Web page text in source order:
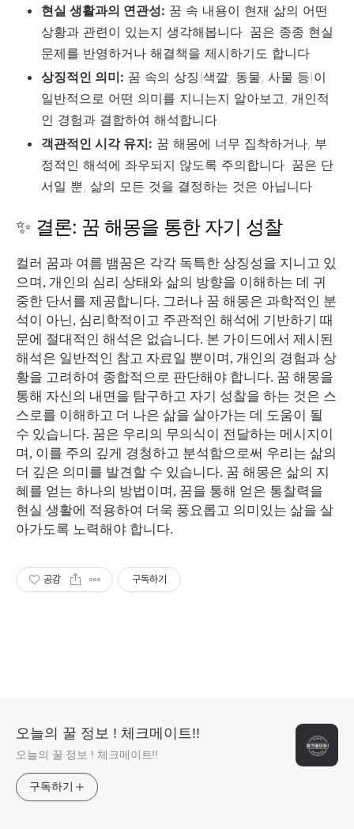
현실 생활과의 연관성: 꿈 속 내용이 현재 삶의 어떤
상황과 관련이 있는지 생각해봅니다. 꿈은 종종 현실
문제를 반영하거나 해결책을 제시하기도 합니다.
상징적인 의미: 꿈 속의 상징(색깔, 동물, 사물 등)이
일반적으로 어떤 의미를 지니는지 알아보고, 개인적
인 경험과 결합하여 해석합니다.
객관적인 시각 유지: 꿈 해몽에 너무 집착하거나, 부
정적인 해석에 좌우되지 않도록 주의합니다. 꿈은 단
서일 뿐, 삶의 모든 것을 결정하는 것은 아닙니다.
✨ 결론: 꿈 해몽을 통한 자기 성찰
컬러 꿈과 여름 뱀꿈은 각각 독특한 상징성을 지니고 있
으며, 개인의 심리 상태와 삶의 방향을 이해하는 데 귀
중한 단서를 제공합니다. 그러나 꿈 해몽은 과학적인 분
석이 아닌, 심리학적이고 주관적인 해석에 기반하기 때
문에 절대적인 해석은 없습니다. 본 가이드에서 제시된
해석은 일반적인 참고 자료일 뿐이며, 개인의 경험과 상
황을 고려하여 종합적으로 판단해야 합니다. 꿈 해몽을
통해 자신의 내면을 탐구하고 자기 성찰을 하는 것은 스
스로를 이해하고 더 나은 삶을 살아가는 데 도움이 될
수 있습니다. 꿈은 우리의 무의식이 전달하는 메시지이
며, 이를 주의 깊게 경청하고 분석함으로써 우리는 삶의
더 깊은 의미를 발견할 수 있습니다. 꿈 해몽은 삶의 지
혜를 얻는 하나의 방법이며, 꿈을 통해 얻은 통찰력을
현실 생활에 적용하여 더욱 풍요롭고 의미있는 삶을 살
아가도록 노력해야 합니다.
공감 구독하기
오늘의 꿀 정보 ! 체크메이트!!
오늘의 꿀 정보 ! 체크메이트!!
구독하기